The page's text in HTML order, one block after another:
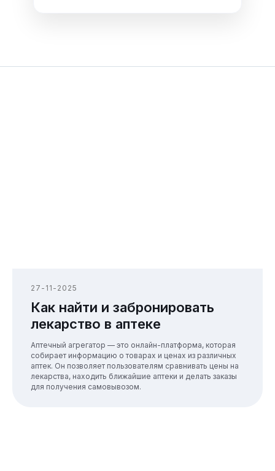
27-11-2025
Как найти и забронировать
лекарство в аптеке
Аптечный агрегатор — это онлайн-платформа, которая
собирает информацию о товарах и ценах из различных
аптек. Он позволяет пользователям сравнивать цены на
лекарства, находить ближайшие аптеки и делать заказы
для получения самовывозом.